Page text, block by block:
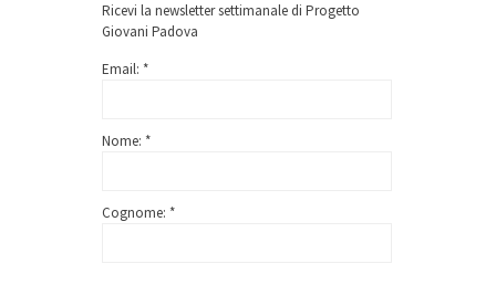
Ricevi la newsletter settimanale di Progetto
Giovani Padova
Email: *
Nome: *
Cognome: *